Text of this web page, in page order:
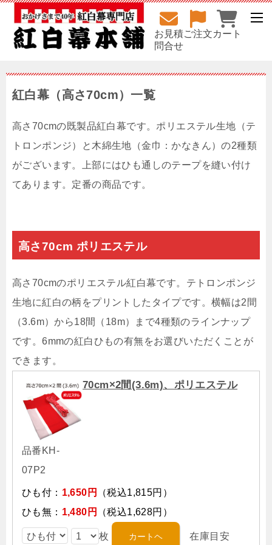
お見積
問合せ
ご注文カート
紅白幕（高さ70cm）一覧
高さ70cmの既製品紅白幕です。ポリエステル生地（テ
トロンポンジ）と木綿生地（金巾：かなきん）の2種類
がございます。上部にはひも通しのテープを縫い付け
てあります。定番の商品です。
高さ70cm ポリエステル
高さ70cmのポリエステル紅白幕です。テトロンポンジ
生地に紅白の柄をプリントしたタイプです。横幅は2間
（3.6m）から18間（18m）まで4種類のラインナップ
です。6mmの紅白ひもの有無をお選びいただくことが
できます。
70cm×2間(3.6m)、ポリエステル
品番KH-
07P2
ひも付： 1,650円
（税込1,815円）
ひも無： 1,480円 （税込1,628円）
枚 在庫目安